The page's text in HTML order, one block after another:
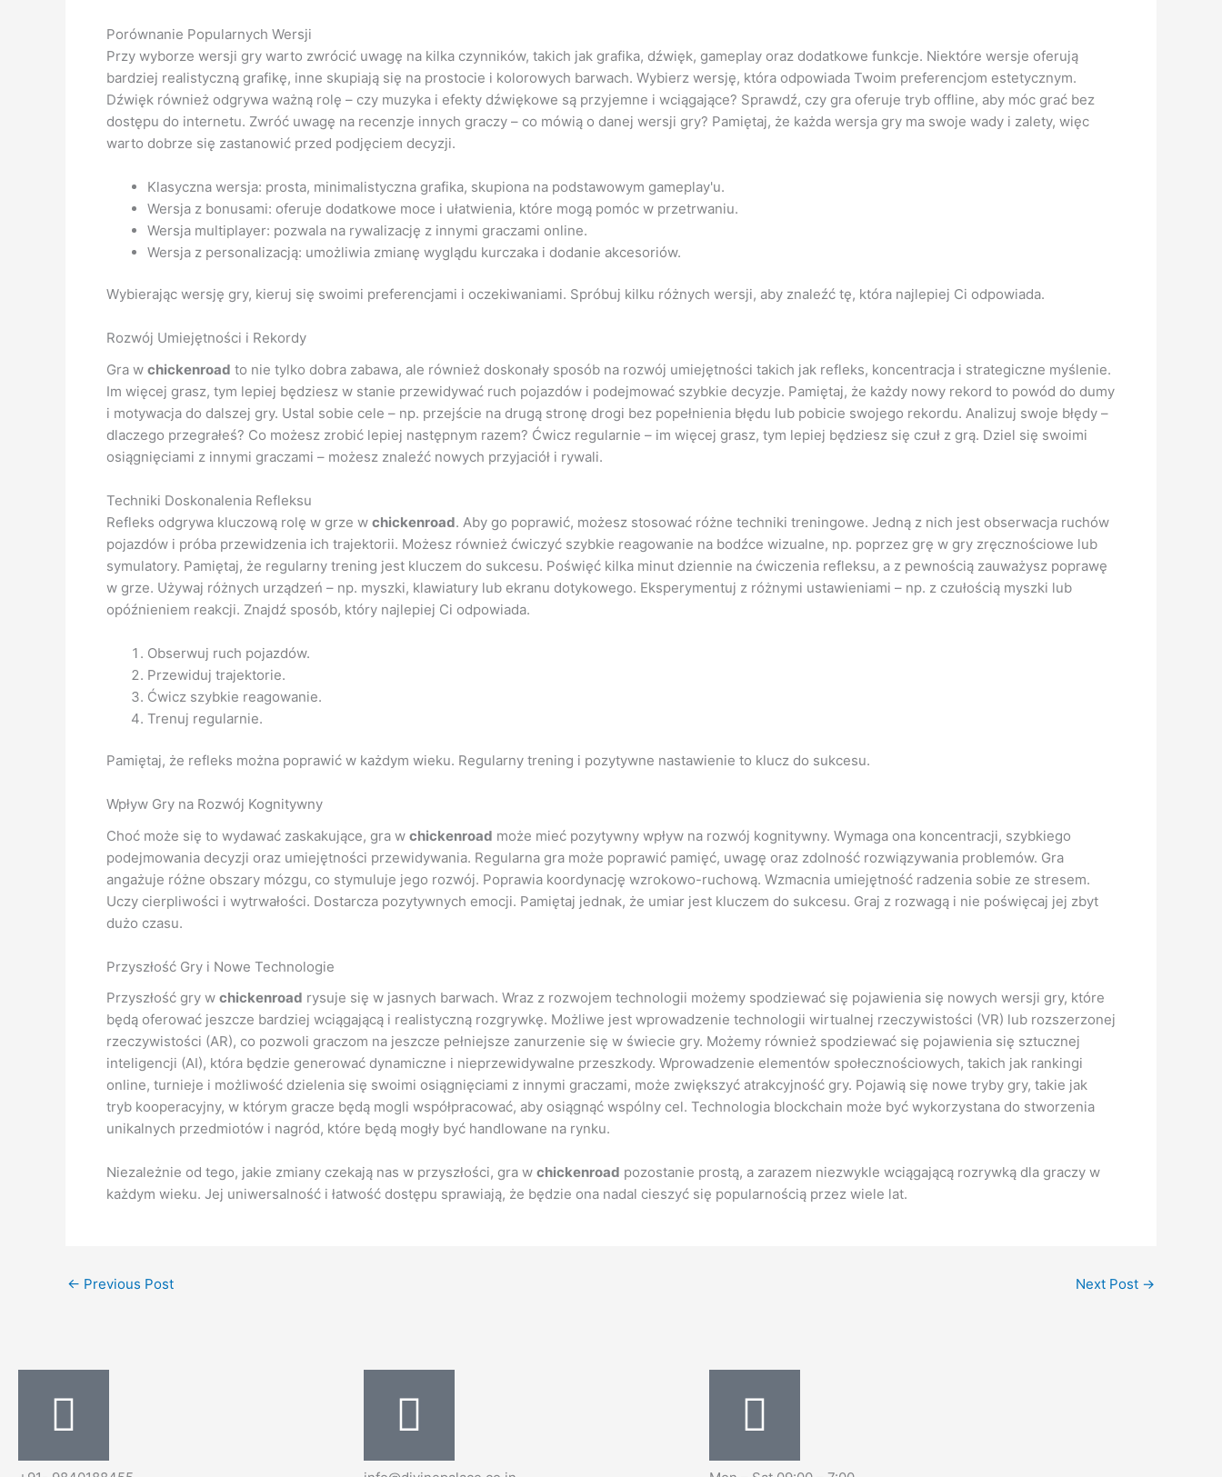
Porównanie Popularnych Wersji
Przy wyborze wersji gry warto zwrócić uwagę na kilka czynników, takich jak grafika, dźwięk, gameplay oraz dodatkowe funkcje. Niektóre wersje oferują
bardziej realistyczną grafikę, inne skupiają się na prostocie i kolorowych barwach. Wybierz wersję, która odpowiada Twoim preferencjom estetycznym.
Dźwięk również odgrywa ważną rolę – czy muzyka i efekty dźwiękowe są przyjemne i wciągające? Sprawdź, czy gra oferuje tryb offline, aby móc grać bez
dostępu do internetu. Zwróć uwagę na recenzje innych graczy – co mówią o danej wersji gry? Pamiętaj, że każda wersja gry ma swoje wady i zalety, więc
warto dobrze się zastanowić przed podjęciem decyzji.
Klasyczna wersja: prosta, minimalistyczna grafika, skupiona na podstawowym gameplay'u.
Wersja z bonusami: oferuje dodatkowe moce i ułatwienia, które mogą pomóc w przetrwaniu.
Wersja multiplayer: pozwala na rywalizację z innymi graczami online.
Wersja z personalizacją: umożliwia zmianę wyglądu kurczaka i dodanie akcesoriów.
Wybierając wersję gry, kieruj się swoimi preferencjami i oczekiwaniami. Spróbuj kilku różnych wersji, aby znaleźć tę, która najlepiej Ci odpowiada.
Rozwój Umiejętności i Rekordy
Gra w chickenroad to nie tylko dobra zabawa, ale również doskonały sposób na rozwój umiejętności takich jak refleks, koncentracja i strategiczne myślenie.
Im więcej grasz, tym lepiej będziesz w stanie przewidywać ruch pojazdów i podejmować szybkie decyzje. Pamiętaj, że każdy nowy rekord to powód do dumy
i motywacja do dalszej gry. Ustal sobie cele – np. przejście na drugą stronę drogi bez popełnienia błędu lub pobicie swojego rekordu. Analizuj swoje błędy –
dlaczego przegrałeś? Co możesz zrobić lepiej następnym razem? Ćwicz regularnie – im więcej grasz, tym lepiej będziesz się czuł z grą. Dziel się swoimi
osiągnięciami z innymi graczami – możesz znaleźć nowych przyjaciół i rywali.
Techniki Doskonalenia Refleksu
Refleks odgrywa kluczową rolę w grze w chickenroad. Aby go poprawić, możesz stosować różne techniki treningowe. Jedną z nich jest obserwacja ruchów
pojazdów i próba przewidzenia ich trajektorii. Możesz również ćwiczyć szybkie reagowanie na bodźce wizualne, np. poprzez grę w gry zręcznościowe lub
symulatory. Pamiętaj, że regularny trening jest kluczem do sukcesu. Poświęć kilka minut dziennie na ćwiczenia refleksu, a z pewnością zauważysz poprawę
w grze. Używaj różnych urządzeń – np. myszki, klawiatury lub ekranu dotykowego. Eksperymentuj z różnymi ustawieniami – np. z czułością myszki lub
opóźnieniem reakcji. Znajdź sposób, który najlepiej Ci odpowiada.
Obserwuj ruch pojazdów.
Przewiduj trajektorie.
Ćwicz szybkie reagowanie.
Trenuj regularnie.
Pamiętaj, że refleks można poprawić w każdym wieku. Regularny trening i pozytywne nastawienie to klucz do sukcesu.
Wpływ Gry na Rozwój Kognitywny
Choć może się to wydawać zaskakujące, gra w chickenroad może mieć pozytywny wpływ na rozwój kognitywny. Wymaga ona koncentracji, szybkiego
podejmowania decyzji oraz umiejętności przewidywania. Regularna gra może poprawić pamięć, uwagę oraz zdolność rozwiązywania problemów. Gra
angażuje różne obszary mózgu, co stymuluje jego rozwój. Poprawia koordynację wzrokowo-ruchową. Wzmacnia umiejętność radzenia sobie ze stresem.
Uczy cierpliwości i wytrwałości. Dostarcza pozytywnych emocji. Pamiętaj jednak, że umiar jest kluczem do sukcesu. Graj z rozwagą i nie poświęcaj jej zbyt
dużo czasu.
Przyszłość Gry i Nowe Technologie
Przyszłość gry w chickenroad rysuje się w jasnych barwach. Wraz z rozwojem technologii możemy spodziewać się pojawienia się nowych wersji gry, które
będą oferować jeszcze bardziej wciągającą i realistyczną rozgrywkę. Możliwe jest wprowadzenie technologii wirtualnej rzeczywistości (VR) lub rozszerzonej
rzeczywistości (AR), co pozwoli graczom na jeszcze pełniejsze zanurzenie się w świecie gry. Możemy również spodziewać się pojawienia się sztucznej
inteligencji (AI), która będzie generować dynamiczne i nieprzewidywalne przeszkody. Wprowadzenie elementów społecznościowych, takich jak rankingi
online, turnieje i możliwość dzielenia się swoimi osiągnięciami z innymi graczami, może zwiększyć atrakcyjność gry. Pojawią się nowe tryby gry, takie jak
tryb kooperacyjny, w którym gracze będą mogli współpracować, aby osiągnąć wspólny cel. Technologia blockchain może być wykorzystana do stworzenia
unikalnych przedmiotów i nagród, które będą mogły być handlowane na rynku.
Niezależnie od tego, jakie zmiany czekają nas w przyszłości, gra w chickenroad pozostanie prostą, a zarazem niezwykle wciągającą rozrywką dla graczy w
każdym wieku. Jej uniwersalność i łatwość dostępu sprawiają, że będzie ona nadal cieszyć się popularnością przez wiele lat.
← Previous Post Next Post →